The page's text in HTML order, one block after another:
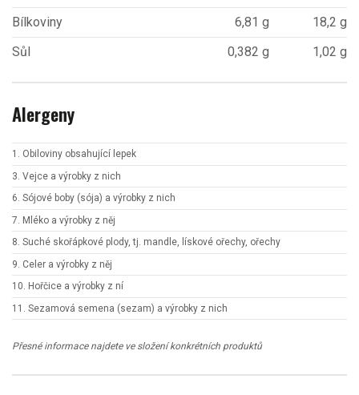
Bílkoviny 6,81 g
18,2 g
Sůl
0,382 g 1,02 g
Alergeny
1. Obiloviny obsahující lepek
3. Vejce a výrobky z nich
6. Sójové boby (sója) a výrobky z nich
7. Mléko a výrobky z něj
8. Suché skořápkové plody, tj. mandle, lískové ořechy, ořechy
9. Celer a výrobky z něj
10. Hořčice a výrobky z ní
11. Sezamová semena (sezam) a výrobky z nich
Přesné informace najdete ve složení konkrétních produktů